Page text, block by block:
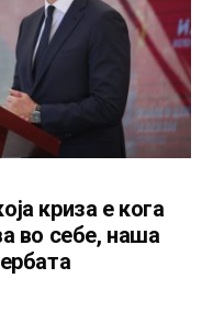
криза е кога
во себе, наша